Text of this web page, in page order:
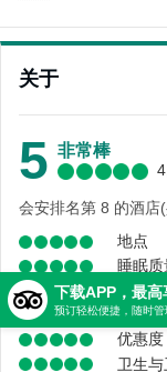
关于
5 非常棒
会安排名第 8 的酒店
地点
睡眠质
舒适度
服务
优惠度
卫生与
下载APP，最
预订轻松便捷，随时管